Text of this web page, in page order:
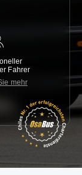
Fahrer
mehr